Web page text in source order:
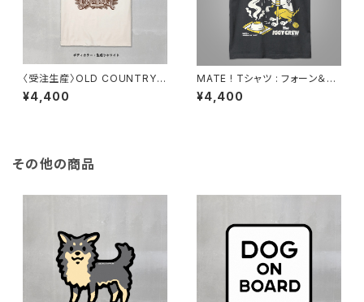
〈受注生産〉OLD COUNTRY
TEE ※受注締切2026年6月7
日まで
¥4,400
MATE ! Tシャツ : フォーン＆ホ
ワイト
¥4,400
その他の商品